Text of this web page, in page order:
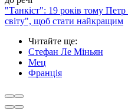
"Танкіст": 19 років тому
світу", щоб стати найкращим
Читайте ще:
Стефан Ле Міньян
Мец
Франція